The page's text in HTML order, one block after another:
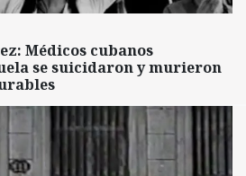
Médicos cubanos
se suicidaron y murieron